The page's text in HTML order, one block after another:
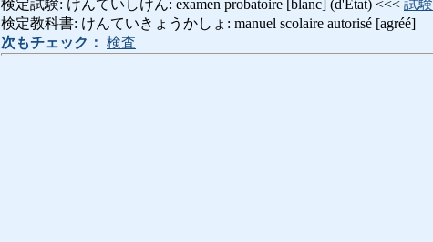
検定試験: けんていしけん: examen probatoire [blanc] (d'Etat) <<< 試験
検定教科書: けんていきょうかしょ: manuel scolaire autorisé [agréé]
次もチェック： 検査